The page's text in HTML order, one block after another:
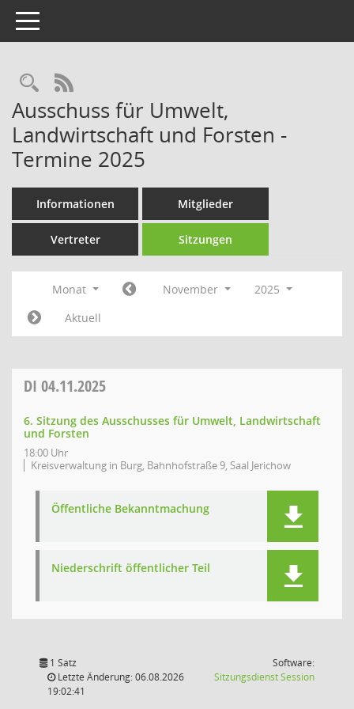
Toggle navigation
Rechercheauswahl
RSS-Feed
Ausschuss für Umwelt,
Landwirtschaft und Forsten -
Termine 2025
Informationen Mitglieder
Vertreter Sitzungen
Monat November
2025
Aktuell
DI 04.11.2025
6. Sitzung des Ausschusses für Umwelt, Landwirtschaft
und Forsten
18:00 Uhr
Kreisverwaltung in Burg, Bahnhofstraße 9, Saal Jerichow
Öffentliche Bekanntmachung
Niederschrift öffentlicher Teil
1 Satz
Letzte Änderung: 06.08.2026
19:02:41
Software:
SitzungsdienstSession(Wird in